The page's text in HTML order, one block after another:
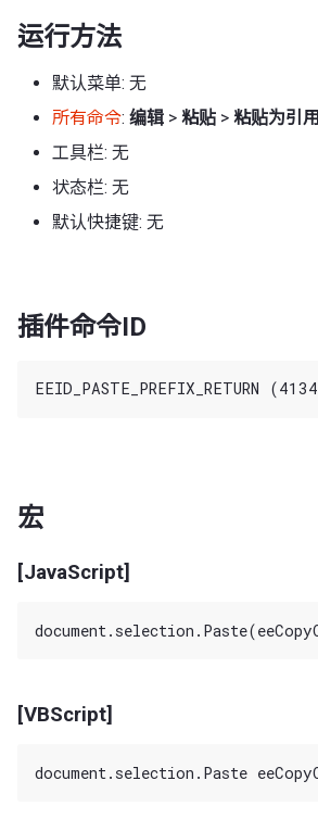
运行方法
默认菜单: 无
所有命令: 编辑 > 粘贴 > 粘贴为引
工具栏: 无
状态栏: 无
默认快捷键: 无
插件命令ID
宏
[JavaScript]
[VBScript]